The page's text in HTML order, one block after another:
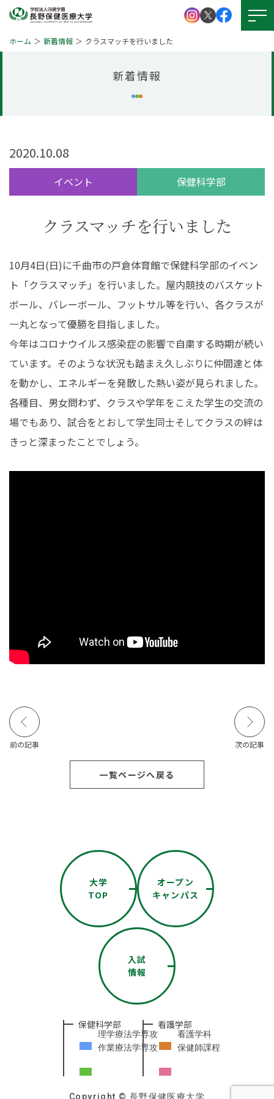
資料請求
キャンパスライフ
就職・資格
学生支援
受験生サイト
学びの特徴
在学生の皆さんへ 卒業生の皆さんへ
保護者の皆さまへ 病院・施設の方へ
ホーム 新着情報 クラスマッチを行いました
新着情報
2020.10.08
イベント 保健科学部
クラスマッチを行いました
10月4日(日)に千曲市の戸倉体育館で保健科学部のイベン
ト「クラスマッチ」を行いました。屋内競技のバスケット
ボール、バレーボール、フットサル等を行い、各クラスが
一丸となって優勝を目指しました。
今年はコロナウイルス感染症の影響で自粛する時期が続い
ています。そのような状況も踏まえ久しぶりに仲間達と体
を動かし、エネルギーを発散した熱い姿が見られました。
各種目、男女問わず、クラスや学年をこえた学生の交流の
場でもあり、試合をとおして学生同士そしてクラスの絆は
きっと深まったことでしょう。
前の記事 次の記事
一覧ページへ戻る
大学
TOP
オープン
キャンパス
入試
情報
保健科学部
理学療法学専攻
作業療法学専攻
看護学部
看護学科
保健師課程
Copyright © 長野保健医療大学